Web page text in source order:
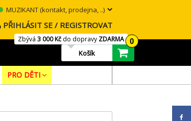
MUZIKANT (kontakt, prodejna, ..)
PŘIHLÁSIT SE / REGISTROVAT
Zbývá 3 000 Kčdo dopravy ZDARMA 0
Košík
PRO DĚTI